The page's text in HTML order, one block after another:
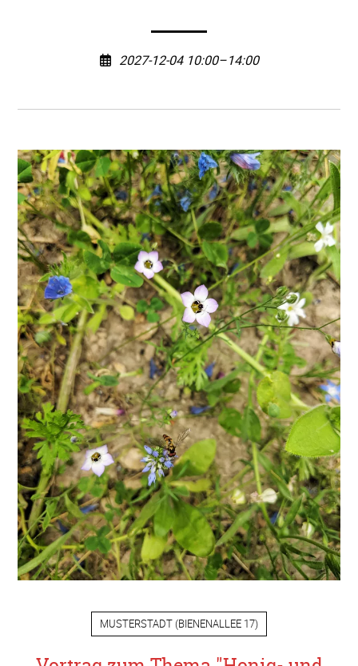
2027-12-04 10:00–14:00
MUSTERSTADT (BIENENALLEE 17)